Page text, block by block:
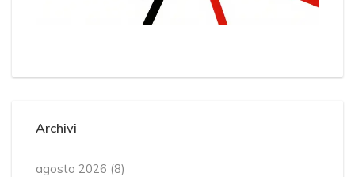
Archivi
agosto 2026 (8)